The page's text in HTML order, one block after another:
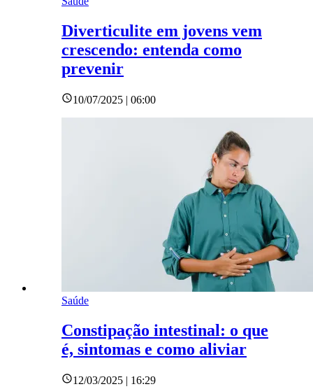
Diverticulite em jovens vem
crescendo: entenda como
prevenir
10/07/2025 | 06:00
Saúde
Constipação intestinal: o que
é, sintomas e como aliviar
12/03/2025 | 16:29